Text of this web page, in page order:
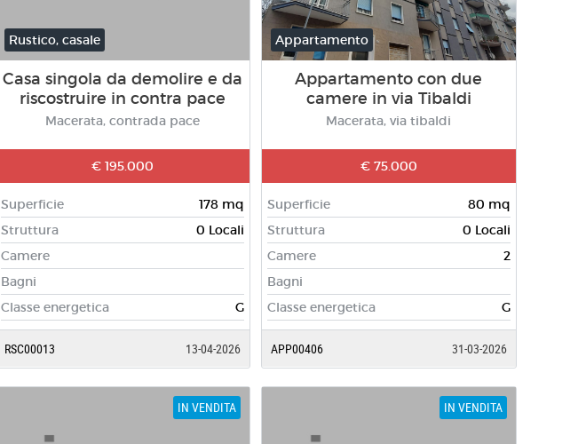
Rustico, casale
Casa singola da demolire e da
riscostruire in contra pace
Macerata, contrada pace
€ 195.000
Superficie
178 mq
Struttura
0 Locali
Camere
Bagni
Classe energetica
G
RSC00013 13-04-2026
Appartamento
Appartamento con due
camere in via Tibaldi
Macerata, via tibaldi
€ 75.000
Superficie
80 mq
Struttura
0 Locali
Camere
2
Bagni
Classe energetica
G
APP00406 31-03-2026
IN VENDITA IN VENDITA